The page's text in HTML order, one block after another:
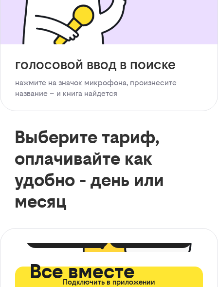
голосовой ввод в поиске
нажмите на значок микрофона, произнесите
название – и книга найдется
Выберите тариф,
оплачивайте как
удобно - день или
месяц
Все вместе
Подключить в приложении